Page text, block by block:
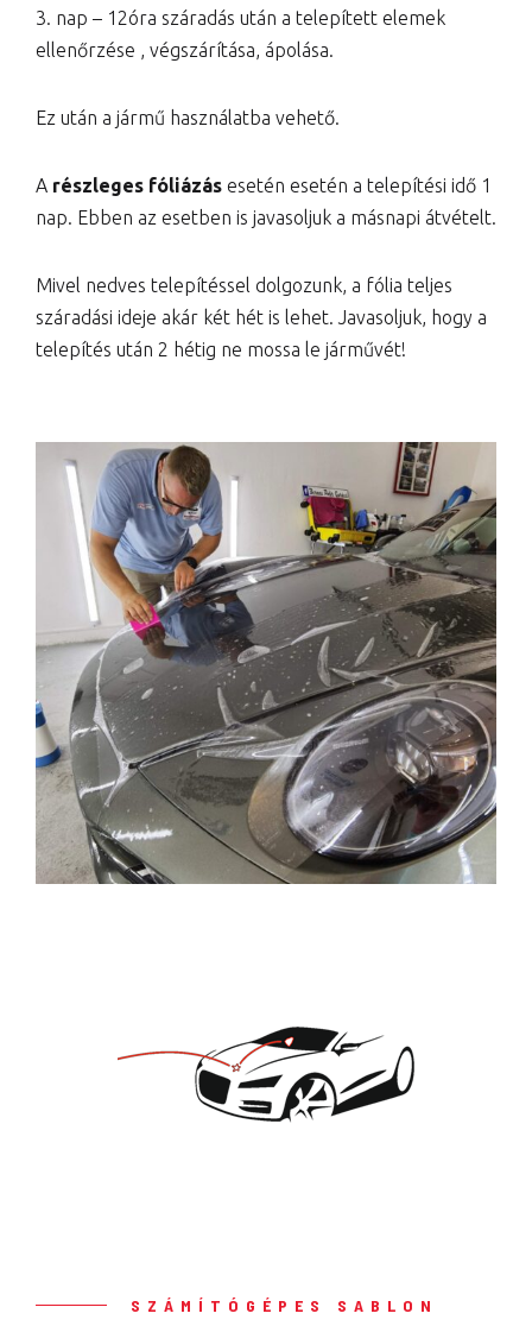
3. nap – 12óra száradás után a telepített elemek
ellenőrzése , végszárítása, ápolása.
Ez után a jármű használatba vehető.
A részleges fóliázás esetén esetén a telepítési idő 1
nap. Ebben az esetben is javasoljuk a másnapi átvételt.
Mivel nedves telepítéssel dolgozunk, a fólia teljes
száradási ideje akár két hét is lehet. Javasoljuk, hogy a
telepítés után 2 hétig ne mossa le járművét!
SZÁMÍTÓGÉPES SABLON